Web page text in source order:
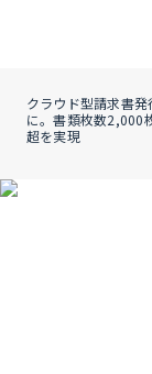
クラウド型請求書
に。書類枚数2,000
超を実現